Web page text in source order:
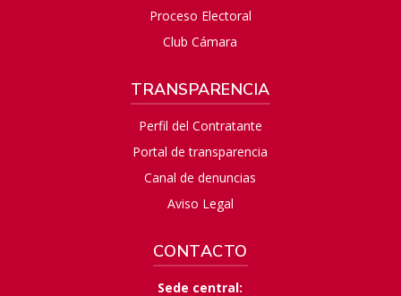
Proceso Electoral
Club Cámara
TRANSPARENCIA
Perfil del Contratante
Portal de transparencia
Canal de denuncias
Aviso Legal
CONTACTO
Sede central: